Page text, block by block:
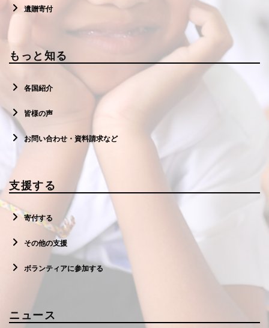
遺贈寄付
もっと知る
各国紹介
皆様の声
お問い合わせ・資料請求など
支援する
寄付する
その他の支援
ボランティアに参加する
ニュース